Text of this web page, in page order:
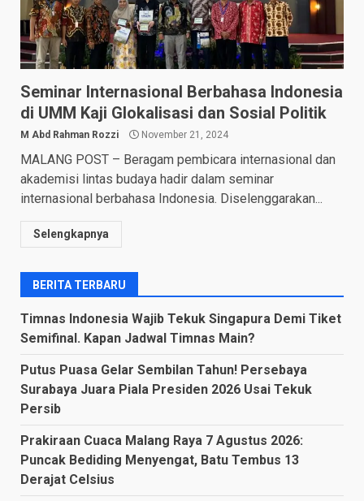
Seminar Internasional Berbahasa Indonesia
di UMM Kaji Glokalisasi dan Sosial Politik
M Abd Rahman Rozzi November 21, 2024
MALANG POST – Beragam pembicara internasional dan
akademisi lintas budaya hadir dalam seminar
internasional berbahasa Indonesia. Diselenggarakan...
Selengkapnya
BERITA TERBARU
Timnas Indonesia Wajib Tekuk Singapura Demi Tiket
Semifinal. Kapan Jadwal Timnas Main?
Putus Puasa Gelar Sembilan Tahun! Persebaya
Surabaya Juara Piala Presiden 2026 Usai Tekuk
Persib
Prakiraan Cuaca Malang Raya 7 Agustus 2026:
Puncak Bediding Menyengat, Batu Tembus 13
Derajat Celsius